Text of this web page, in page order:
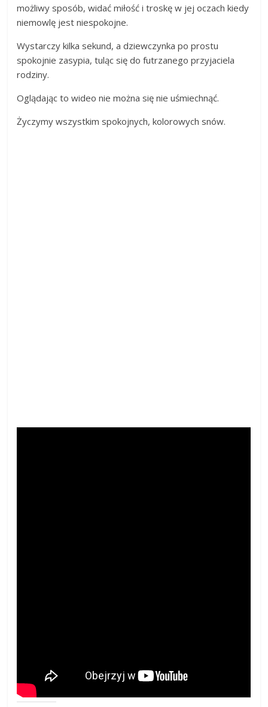
możliwy sposób, widać miłość i troskę w jej oczach kiedy
niemowlę jest niespokojne.
Wystarczy kilka sekund, a dziewczynka po prostu
spokojnie zasypia, tuląc się do futrzanego przyjaciela
rodziny.
Oglądając to wideo nie można się nie uśmiechnąć.
Życzymy wszystkim spokojnych, kolorowych snów.